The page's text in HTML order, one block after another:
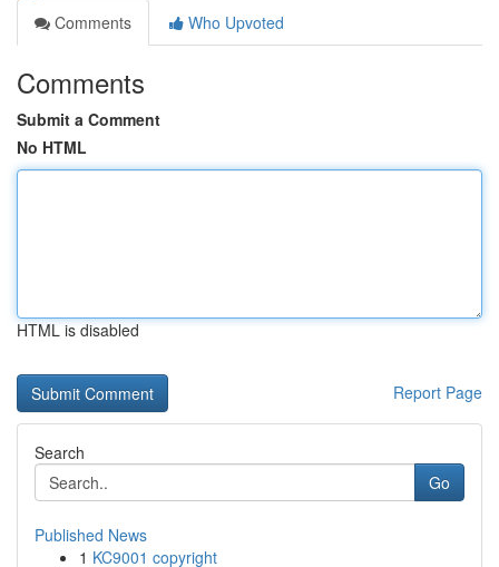
Comments
Who Upvoted
Comments
Submit a Comment
No HTML
HTML is disabled
Report Page
Search
Go
Published News
1 KC9001 copyright